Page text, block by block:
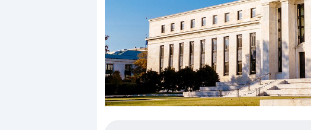
Dalle valutazioni estreme alla
correzione. Cosa sta guidando il
repricing degli asset?